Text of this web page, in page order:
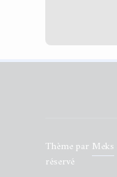
Thème par Meks
réservé